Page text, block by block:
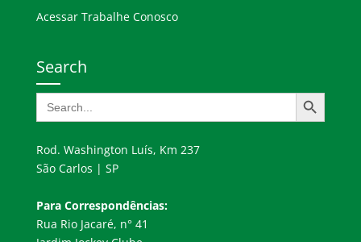
Acessar Trabalhe Conosco
Search
Search
for:
Search Button
Rod. Washington Luís, Km 237
São Carlos | SP
Para Correspondências:
Rua Rio Jacaré, n° 41